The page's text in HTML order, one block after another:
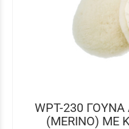
WPT-230
(MERINO) ΜΕ